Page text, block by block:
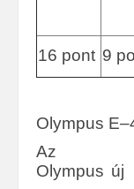
16 pont 9
Olympus
Az
Olympus új